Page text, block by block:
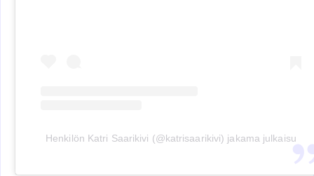
Henkilön Katri Saarikivi (@katrisaarikivi) jakama julkaisu